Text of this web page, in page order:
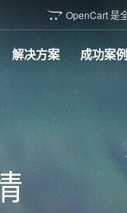
 OpenCart 是
解决方案 成功案例